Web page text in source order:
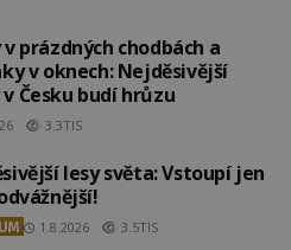
prázdných chodbách a
v oknech: Nejděsivější
Česku budí hrůzu
3.3TIS
lesy světa: Vstoupí jen
1.8.2026 3.5TIS